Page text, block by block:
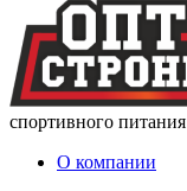
спортивного питания
О компании